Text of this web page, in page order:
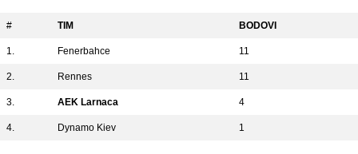
# TIM BODOVI
1. Fenerbahce 11
2. Rennes 11
3. AEK Larnaca 4
4. Dynamo Kiev 1